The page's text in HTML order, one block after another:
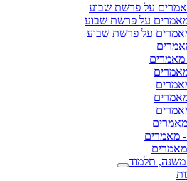
על פרשת שבוע
על פרשת שבוע
על פרשת שבוע
מאמרים
מאמרים
תלמוד